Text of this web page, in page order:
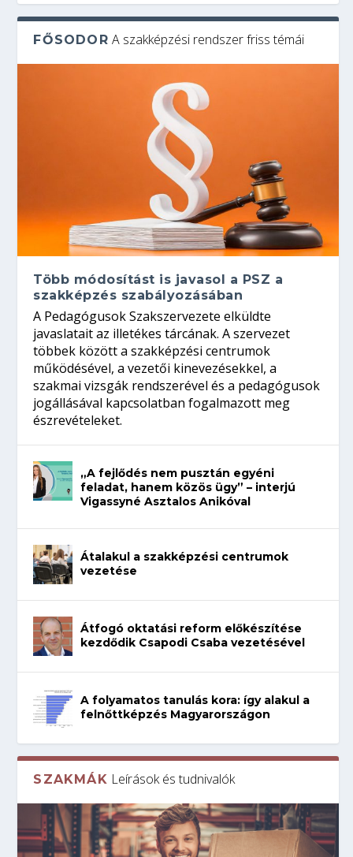
FŐSODOR A szakképzési rendszer friss témái
Több módosítást is javasol a PSZ a
szakképzés szabályozásában
A Pedagógusok Szakszervezete elküldte
javaslatait az illetékes tárcának. A szervezet
többek között a szakképzési centrumok
működésével, a vezetői kinevezésekkel, a
szakmai vizsgák rendszerével és a pedagógusok
jogállásával kapcsolatban fogalmazott meg
észrevételeket.
„A fejlődés nem pusztán egyéni
feladat, hanem közös ügy” – interjú
Vigassyné Asztalos Anikóval
Átalakul a szakképzési centrumok
vezetése
Átfogó oktatási reform előkészítése
kezdődik Csapodi Csaba vezetésével
A folyamatos tanulás kora: így alakul a
felnőttképzés Magyarországon
SZAKMÁK Leírások és tudnivalók